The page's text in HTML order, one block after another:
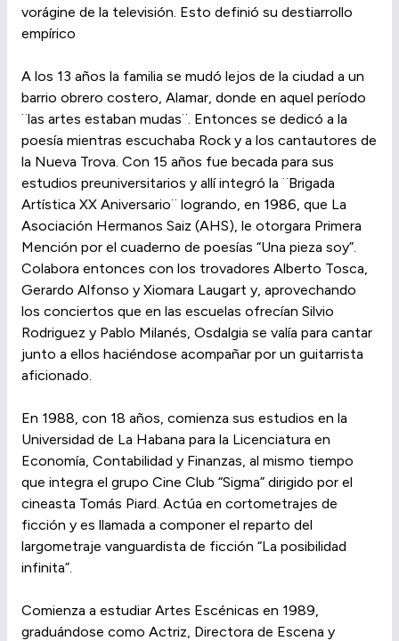
vorágine de la televisión. Esto definió su destiarrollo
empírico
A los 13 años la familia se mudó lejos de la ciudad a un
barrio obrero costero, Alamar, donde en aquel período
¨las artes estaban mudas¨. Entonces se dedicó a la
poesía mientras escuchaba Rock y a los cantautores de
la Nueva Trova. Con 15 años fue becada para sus
estudios preuniversitarios y allí integró la ¨Brigada
Artística XX Aniversario¨ logrando, en 1986, que La
Asociación Hermanos Saiz (AHS), le otorgara Primera
Mención por el cuaderno de poesías “Una pieza soy”.
Colabora entonces con los trovadores Alberto Tosca,
Gerardo Alfonso y Xiomara Laugart y, aprovechando
los conciertos que en las escuelas ofrecían Silvio
Rodriguez y Pablo Milanés, Osdalgia se valía para cantar
junto a ellos haciéndose acompañar por un guitarrista
aficionado.
En 1988, con 18 años, comienza sus estudios en la
Universidad de La Habana para la Licenciatura en
Economía, Contabilidad y Finanzas, al mismo tiempo
que integra el grupo Cine Club “Sigma” dirigido por el
cineasta Tomás Piard. Actúa en cortometrajes de
ficción y es llamada a componer el reparto del
largometraje vanguardista de ficción “La posibilidad
infinita”.
Comienza a estudiar Artes Escénicas en 1989,
graduándose como Actriz, Directora de Escena y